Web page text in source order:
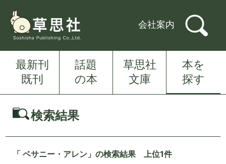
会社案内
最新刊
既刊
話題
の本
草思社
文庫
本を
探す
検索結果
「 ベサニー・アレン」の検索結果 上位1件